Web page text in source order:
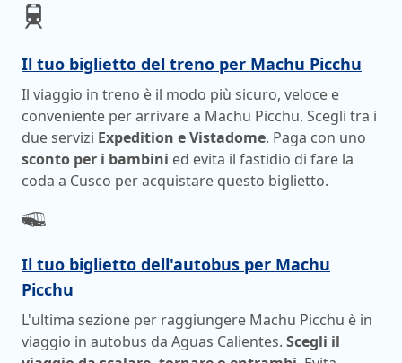
Il tuo biglietto del treno per Machu Picchu
Il viaggio in treno è il modo più sicuro, veloce e
conveniente per arrivare a Machu Picchu. Scegli tra i
due servizi Expedition e Vistadome. Paga con uno
sconto per i bambini ed evita il fastidio di fare la
coda a Cusco per acquistare questo biglietto.
Il tuo biglietto dell'autobus per Machu
Picchu
L'ultima sezione per raggiungere Machu Picchu è in
viaggio in autobus da Aguas Calientes. Scegli il